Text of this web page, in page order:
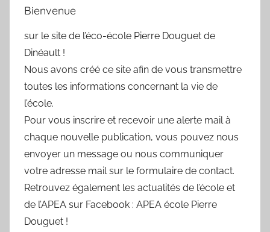
Bienvenue
sur le site de l’éco-école Pierre Douguet de
Dinéault !
Nous avons créé ce site afin de vous transmettre
toutes les informations concernant la vie de
l’école.
Pour vous inscrire et recevoir une alerte mail à
chaque nouvelle publication, vous pouvez nous
envoyer un message ou nous communiquer
votre adresse mail sur le formulaire de contact.
Retrouvez également les actualités de l’école et
de l’APEA sur Facebook : APEA école Pierre
Douguet !